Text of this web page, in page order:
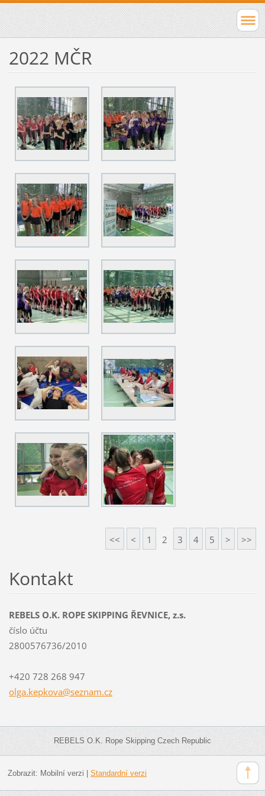
2022 MČR
<< < 1 2 3 4 5 > >>
Kontakt
REBELS O.K. ROPE SKIPPING ŘEVNICE, z.s.
číslo účtu
2800576736/2010
+420 728 268 947
olga.kepkova@seznam.cz
REBELS O.K. Rope Skipping Czech Republic
Zobrazit: Mobilní verzi Standardní verzi